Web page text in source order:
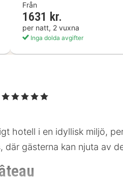
Hotel by Best Western
Från
1631 kr.
per natt, 2 vuxna
Inga dolda avgifter
, 5 Stjärnor
hotell i en idyllisk miljö,
gästerna kan njuta av